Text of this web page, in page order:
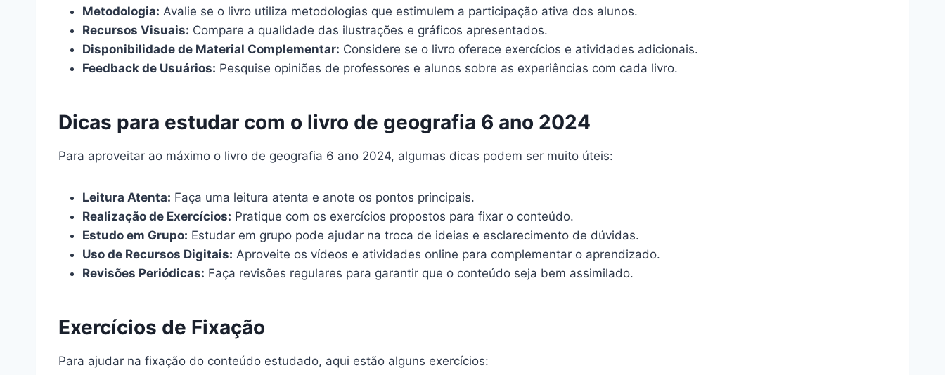
Metodologia: Avalie se o livro utiliza metodologias que estimulem a participação ativa dos alunos.
Recursos Visuais: Compare a qualidade das ilustrações e gráficos apresentados.
Disponibilidade de Material Complementar: Considere se o livro oferece exercícios e atividades adicionais.
Feedback de Usuários: Pesquise opiniões de professores e alunos sobre as experiências com cada livro.
Dicas para estudar com o livro de geografia 6 ano 2024
Para aproveitar ao máximo o livro de geografia 6 ano 2024, algumas dicas podem ser muito úteis:
Leitura Atenta: Faça uma leitura atenta e anote os pontos principais.
Realização de Exercícios: Pratique com os exercícios propostos para fixar o conteúdo.
Estudo em Grupo: Estudar em grupo pode ajudar na troca de ideias e esclarecimento de dúvidas.
Uso de Recursos Digitais: Aproveite os vídeos e atividades online para complementar o aprendizado.
Revisões Periódicas: Faça revisões regulares para garantir que o conteúdo seja bem assimilado.
Exercícios de Fixação
Para ajudar na fixação do conteúdo estudado, aqui estão alguns exercícios: